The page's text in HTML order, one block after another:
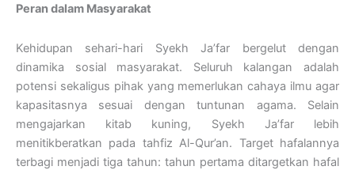
Peran dalam Masyarakat
Kehidupan sehari-hari Syekh Ja’far bergelut dengan
dinamika sosial masyarakat. Seluruh kalangan adalah
potensi sekaligus pihak yang memerlukan cahaya ilmu agar
kapasitasnya sesuai dengan tuntunan agama. Selain
mengajarkan kitab kuning, Syekh Ja’far lebih
menitikberatkan pada tahfiz Al-Qur’an. Target hafalannya
terbagi menjadi tiga tahun: tahun pertama ditargetkan hafal